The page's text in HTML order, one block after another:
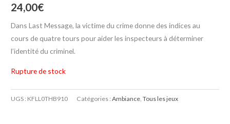
24,00€
Dans Last Message, la victime du crime donne des indices au
cours de quatre tours pour aider les inspecteurs à déterminer
l’identité du criminel.
Rupture de stock
UGS : KFLL0THB910 Catégories :Ambiance ,Tous les jeux